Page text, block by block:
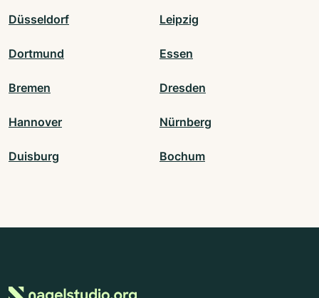
Düsseldorf Leipzig
Dortmund Essen
Bremen Dresden
Hannover Nürnberg
Duisburg Bochum